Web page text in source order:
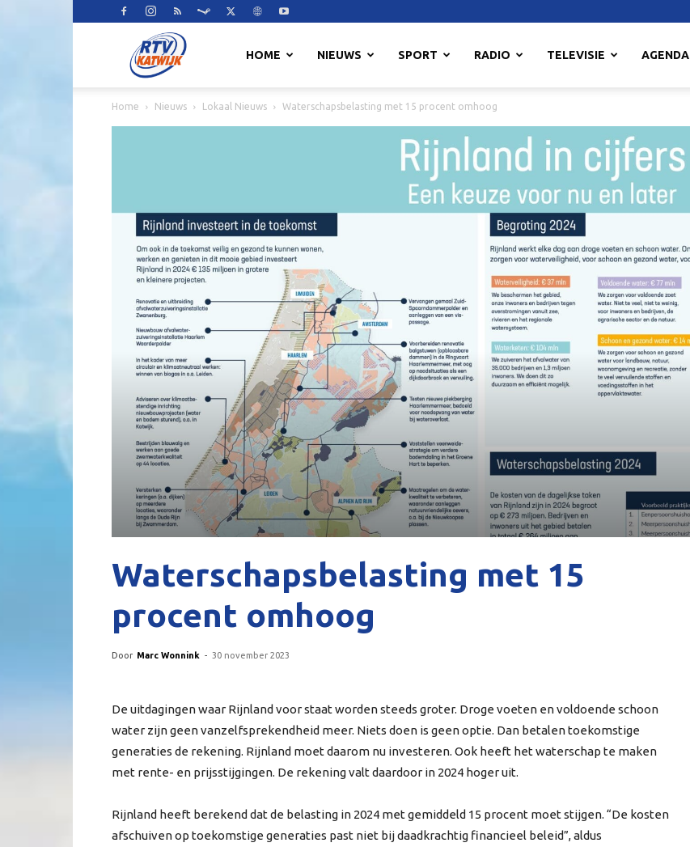
HOME NIEUWS SPORT RADIO TELEVISIE AGENDA
Home Nieuws Lokaal Nieuws Waterschapsbelasting met 15 procent omhoog
Waterschapsbelasting met 15
procent omhoog
Door Marc Wonnink - 30 november 2023
De uitdagingen waar Rijnland voor staat worden steeds groter. Droge voeten en voldoende schoon
water zijn geen vanzelfsprekendheid meer. Niets doen is geen optie. Dan betalen toekomstige
generaties de rekening. Rijnland moet daarom nu investeren. Ook heeft het waterschap te maken
met rente- en prijsstijgingen. De rekening valt daardoor in 2024 hoger uit.
Rijnland heeft berekend dat de belasting in 2024 met gemiddeld 15 procent moet stijgen. “De kosten
afschuiven op toekomstige generaties past niet bij daadkrachtig financieel beleid”, aldus